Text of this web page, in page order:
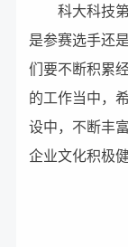
科大科技
是参赛选手还
们要不断积累
的工作当中，
设中，不断丰
企业文化积极